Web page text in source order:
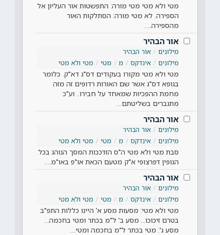
מטי ולא מטי מטי מורה: התפשטות אור העליון אל
הספירה. לא מטי מורה: הסתלקות האור
מהספירה.…
אור הבהיר
מילונים
אור הבהיר
מילונים
אינדקס מ מטי מטי ולא מטי
מטי ולא מטי מקורו בעקודים דס"ג דא"ק. כלומר
בגופא דס"ג אשר שם האורות רדופים זה מזה
מחמת ההפכיות שמאחד על חבירו.. וע"כ
מתגברים בשליטתם…
אור הבהיר
מילונים
אור הבהיר
מילונים
אינדקס מ מטי מטי ולא מטי
סבת מטי ולא מטי ה"ס הזדככות המסך הנוהג בכל
הגופין דפרצופי א"ק מטעם הכאת או"פ באו"מ.…
אור הבהיר
מילונים
אור הבהיר
מילונים
אינדקס מ מטי מטי ולא מטי
מטי ולא מטי: מסעות מסע א' היינו כללות התפ"ב
בטרם זיכוכו... מסע ב' ל"מ בכתר ומטי בחכמה...
מסע ג': מטי בכתר ל"מ בחכמה ומטי…